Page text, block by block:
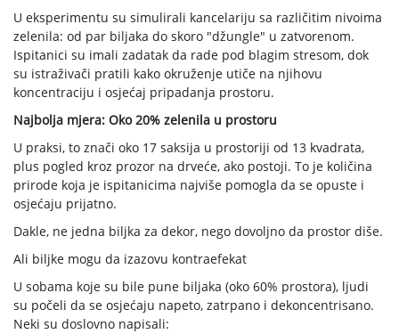
U eksperimentu su simulirali kancelariju sa različitim nivoima
zelenila: od par biljaka do skoro "džungle" u zatvorenom.
Ispitanici su imali zadatak da rade pod blagim stresom, dok
su istraživači pratili kako okruženje utiče na njihovu
koncentraciju i osjećaj pripadanja prostoru.
Najbolja mjera: Oko 20% zelenila u prostoru
U praksi, to znači oko 17 saksija u prostoriji od 13 kvadrata,
plus pogled kroz prozor na drveće, ako postoji. To je količina
prirode koja je ispitanicima najviše pomogla da se opuste i
osjećaju prijatno.
Dakle, ne jedna biljka za dekor, nego dovoljno da prostor diše.
Ali biljke mogu da izazovu kontraefekat
U sobama koje su bile pune biljaka (oko 60% prostora), ljudi
su počeli da se osjećaju napeto, zatrpano i dekoncentrisano.
Neki su doslovno napisali: